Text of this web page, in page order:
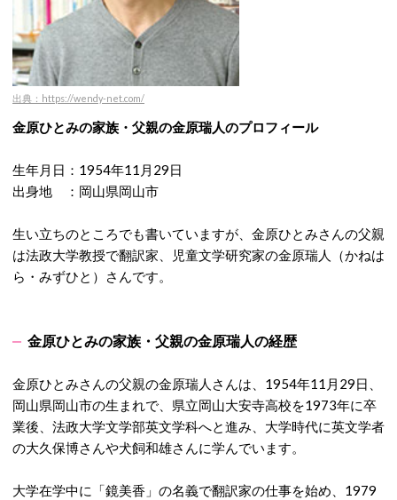
出典：https://wendy-net.com/
金原ひとみの家族・父親の金原瑞人のプロフィール
生年月日：1954年11月29日
出身地 ：岡山県岡山市
生い立ちのところでも書いていますが、金原ひとみさんの父親
は法政大学教授で翻訳家、児童文学研究家の金原瑞人（かねは
ら・みずひと）さんです。
金原ひとみの家族・父親の金原瑞人の経歴
金原ひとみさんの父親の金原瑞人さんは、1954年11月29日、
岡山県岡山市の生まれで、県立岡山大安寺高校を1973年に卒
業後、法政大学文学部英文学科へと進み、大学時代に英文学者
の大久保博さんや犬飼和雄さんに学んでいます。
大学在学中に「鏡美香」の名義で翻訳家の仕事を始め、1979